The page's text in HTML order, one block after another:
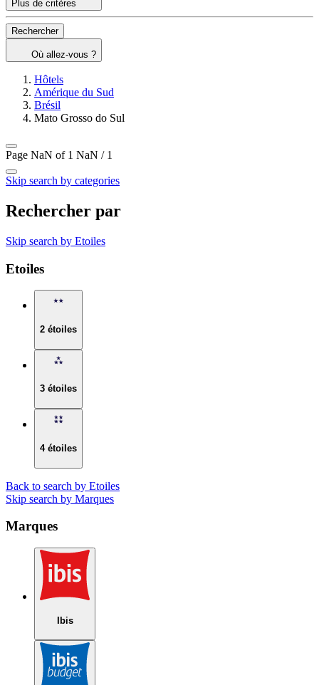
Plus de critères
Rechercher
Où allez-vous ?
Hôtels
Amérique du Sud
Brésil
Mato Grosso do Sul
Page NaN of 1 NaN / 1
Skip search by categories
Rechercher par
Skip search by Etoiles
Etoiles
2 étoiles
3 étoiles
4 étoiles
Back to search by Etoiles
Skip search by Marques
Marques
Ibis